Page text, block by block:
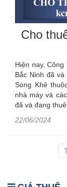
Cho
Hiện nay,
Bắc Ninh đã
Song Khê
nhà máy và
đã và đang
22/06/2024